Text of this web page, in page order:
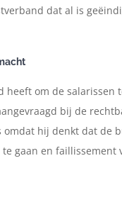
dat al is
heeft om de
bij de
omdat hij denkt dat de
gaan en